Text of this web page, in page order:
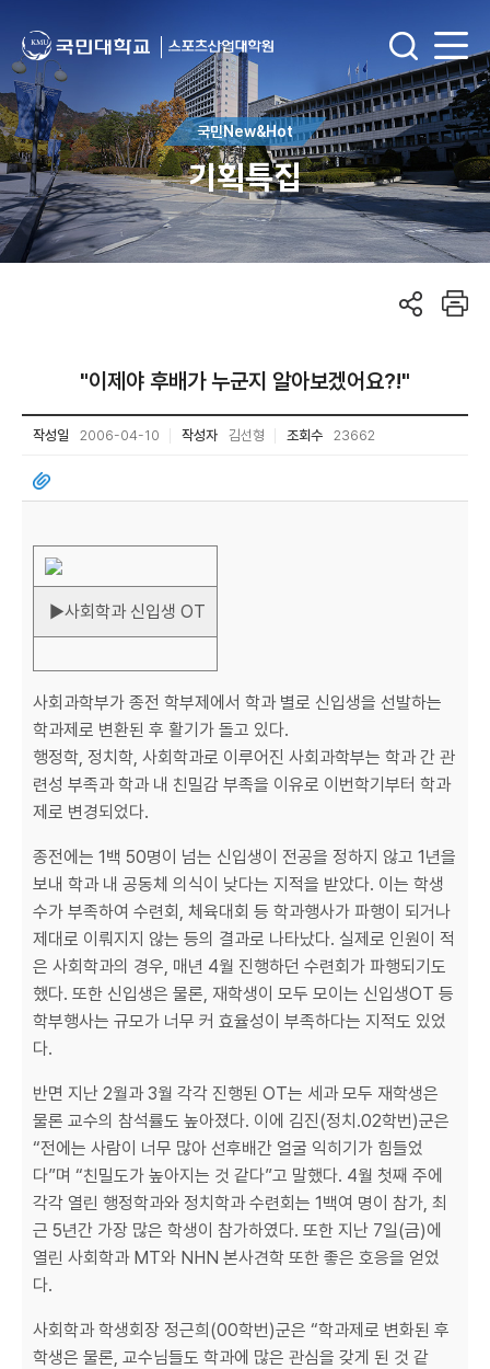
국민New&Hot
기획특집
"이제야 후배가 누군지 알아보겠어요?!"
작성일 2006-04-10 작성자 김선형 조회수 23662
▶사회학과 신입생 OT
사회과학부가 종전 학부제에서 학과 별로 신입생을 선발하는
학과제로 변환된 후 활기가 돌고 있다.
행정학, 정치학, 사회학과로 이루어진 사회과학부는 학과 간 관
련성 부족과 학과 내 친밀감 부족을 이유로 이번학기부터 학과
제로 변경되었다.
종전에는 1백 50명이 넘는 신입생이 전공을 정하지 않고 1년을
보내 학과 내 공동체 의식이 낮다는 지적을 받았다. 이는 학생
수가 부족하여 수련회, 체육대회 등 학과행사가 파행이 되거나
제대로 이뤄지지 않는 등의 결과로 나타났다. 실제로 인원이 적
은 사회학과의 경우, 매년 4월 진행하던 수련회가 파행되기도
했다. 또한 신입생은 물론, 재학생이 모두 모이는 신입생OT 등
학부행사는 규모가 너무 커 효율성이 부족하다는 지적도 있었
다.
반면 지난 2월과 3월 각각 진행된 OT는 세과 모두 재학생은
물론 교수의 참석률도 높아졌다. 이에 김진(정치.02학번)군은
“전에는 사람이 너무 많아 선후배간 얼굴 익히기가 힘들었
다”며 “친밀도가 높아지는 것 같다”고 말했다. 4월 첫째 주에
각각 열린 행정학과와 정치학과 수련회는 1백여 명이 참가, 최
근 5년간 가장 많은 학생이 참가하였다. 또한 지난 7일(금)에
열린 사회학과 MT와 NHN 본사견학 또한 좋은 호응을 얻었
다.
사회학과 학생회장 정근희(00학번)군은 “학과제로 변화된 후
학생은 물론, 교수님들도 학과에 많은 관심을 갖게 된 것 같